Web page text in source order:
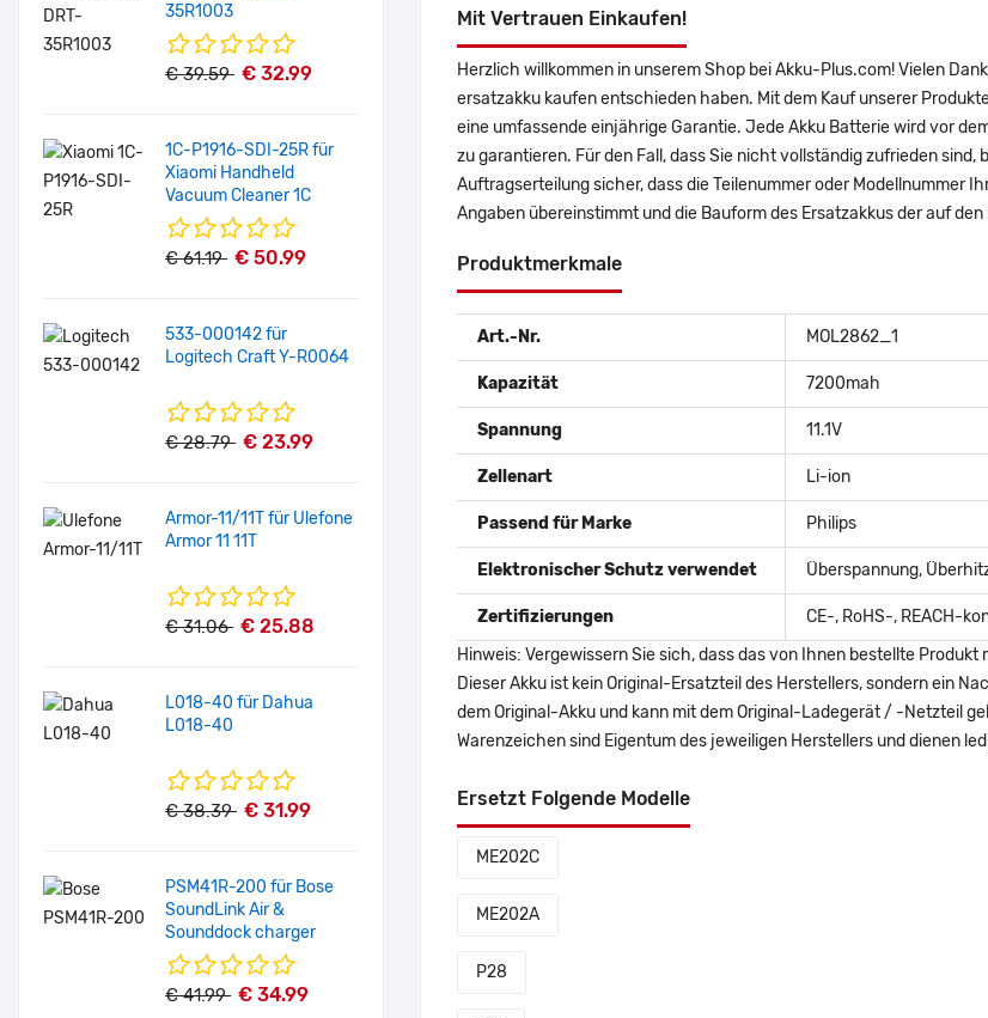
35R1003
€ 39.59 € 32.99
1C-P1916-SDI-25R für
Xiaomi Handheld
Vacuum Cleaner 1C
€ 61.19 € 50.99
533-000142 für
Logitech Craft Y-R0064
€ 28.79 € 23.99
Armor-11/11T für Ulefone
Armor 11 11T
€ 31.06 € 25.88
L018-40 für Dahua
L018-40
€ 38.39 € 31.99
PSM41R-200 für Bose
SoundLink Air &
Sounddock charger
€ 41.99 € 34.99
Mit Vertrauen Einkaufen!
Herzlich willkommen in unserem Shop bei Akku-Plus.com! Vielen
ersatzakku kaufen entschieden haben. Mit dem Kauf unserer
eine umfassende einjährige Garantie. Jede Akku Batterie wird vor
zu garantieren. Für den Fall, dass Sie nicht vollständig zufrieden
Auftragserteilung sicher, dass die Teilenummer oder Modellnummer
Angaben übereinstimmt und die Bauform des Ersatzakkus der auf
Produktmerkmale
Art.-Nr. MOL2862_1
Kapazität 7200mah
Spannung 11.1V
Zellenart Li-ion
Passend für Marke Philips
Elektronischer Schutz verwendet Überspannung,
Zertifizierungen
CE-, RoHS-, REACH-
Hinweis: Vergewissern Sie sich, dass das von Ihnen bestellte
Dieser Akku ist kein Original-Ersatzteil des Herstellers, sondern ein
dem Original-Akku und kann mit dem Original-Ladegerät / -Netzteil
Warenzeichen sind Eigentum des jeweiligen Herstellers und dienen
Ersetzt Folgende Modelle
ME202C
ME202A
P28